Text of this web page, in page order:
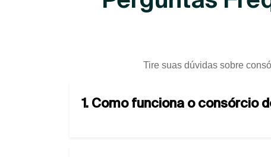
Tire suas dúvidas sobre
1. Como funciona o consórcio